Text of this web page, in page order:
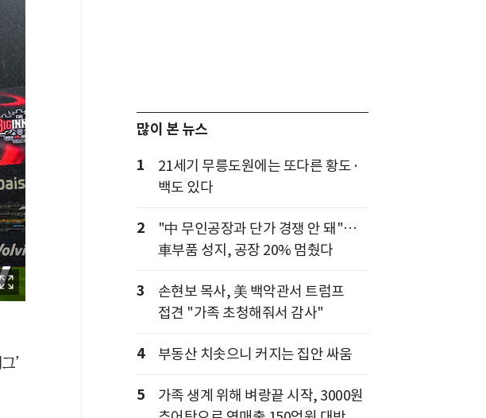
’
많이 본 뉴스
1
21세기 무릉도원에는 또다른 황도·
백도 있다
2
"中 무인공장과 단가 경쟁 안 돼"…
車부품 성지, 공장 20% 멈췄다
3
손현보 목사, 美 백악관서 트럼프
접견 "가족 초청해줘서 감사"
4 부동산 치솟으니 커지는 집안 싸움
5
가족 생계 위해 벼랑끝 시작, 3000원